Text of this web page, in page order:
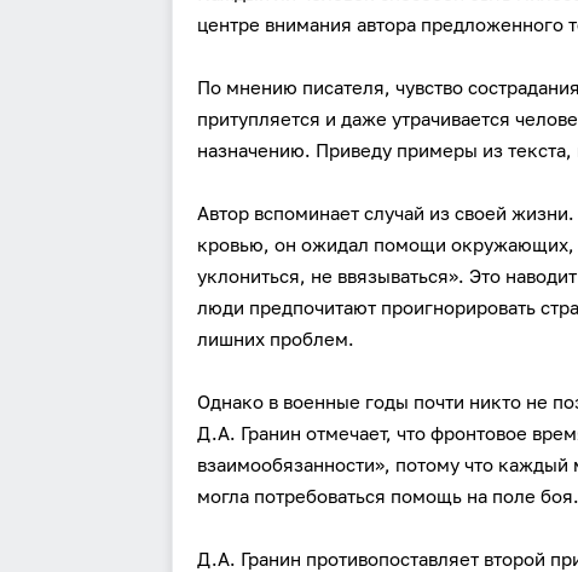
центре внимания автора предложенного
По мнению писателя, чувство
притупляется и даже утрачивается
назначению. Приведу примеры из
Автор вспоминает случай из своей
кровью, он ожидал помощи окружающих,
уклониться, не ввязываться». Это
люди предпочитают проигнорировать
лишних проблем.
Однако в военные годы почти никто не
Д.А. Гранин отмечает, что фронтовое
взаимо­обязанности», потому что каждый
могла потребоваться помощь на поле боя.
Д.А. Гранин противопоставляет второй